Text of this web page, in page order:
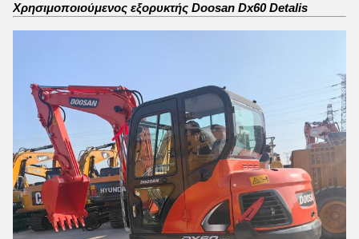
Χρησιμοποιούμενος εξορυκτής Doosan Dx60 Detalis